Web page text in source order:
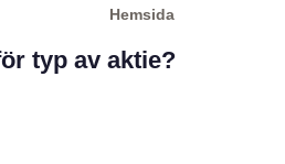
Hemsida
typ av aktie?